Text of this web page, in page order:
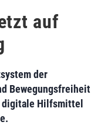
auf
der
Bewegungsfreiheit
digitale Hilfsmittel